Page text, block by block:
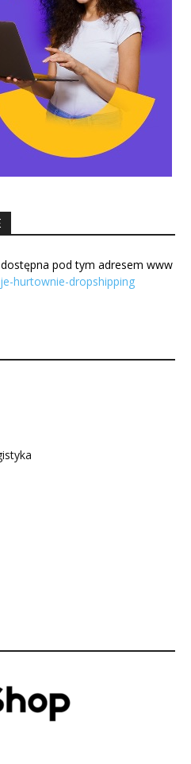
pod tym adresem www
hurtownie-dropshipping